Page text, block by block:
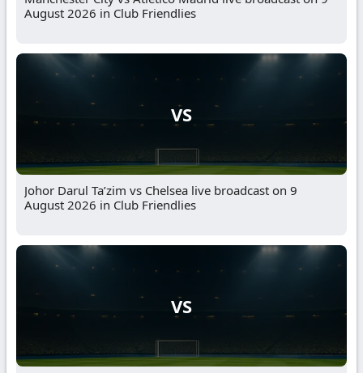
August 2026 in Club Friendlies
VS
Johor Darul Ta’zim vs Chelsea live broadcast on 9
August 2026 in Club Friendlies
VS